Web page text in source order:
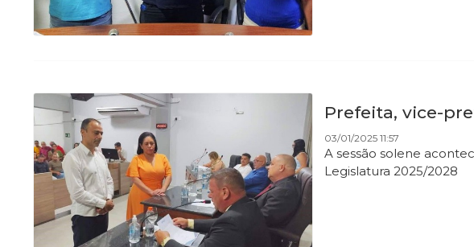
Prefeita, vice-
03/01/2025 11:57
A sessão solene
Legislatura 2025/2028